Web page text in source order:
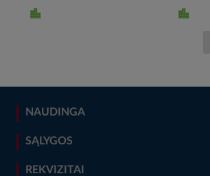
NAUDINGA
SĄLYGOS
REKVIZITAI